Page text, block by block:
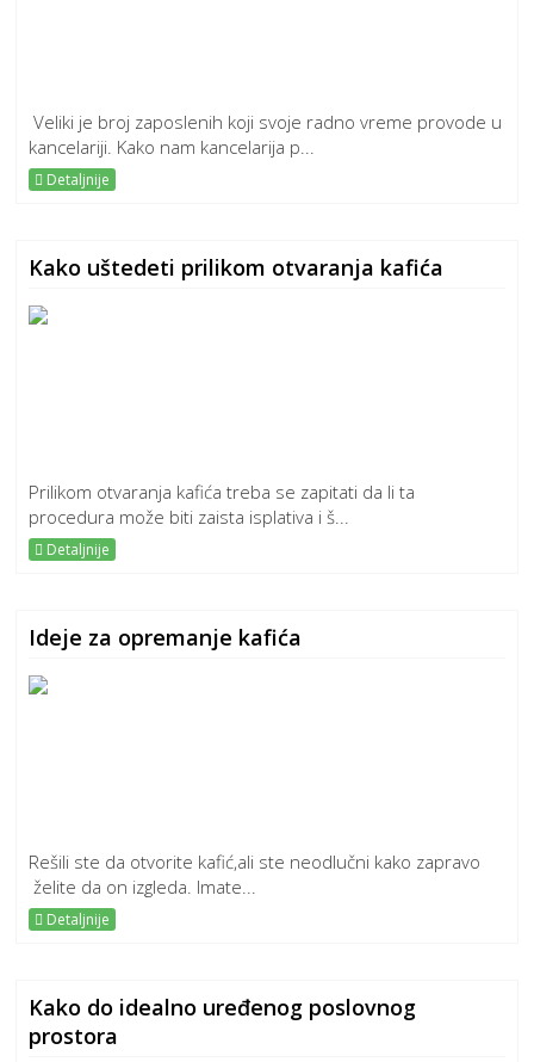
Veliki je broj zaposlenih koji svoje radno vreme provode u
kancelariji. Kako nam kancelarija p...
Detaljnije
Kako uštedeti prilikom otvaranja kafića
Prilikom otvaranja kafića treba se zapitati da li ta
procedura može biti zaista isplativa i š...
Detaljnije
Ideje za opremanje kafića
Rešili ste da otvorite kafić,ali ste neodlučni kako zapravo
želite da on izgleda. Imate...
Detaljnije
Kako do idealno uređenog poslovnog
prostora